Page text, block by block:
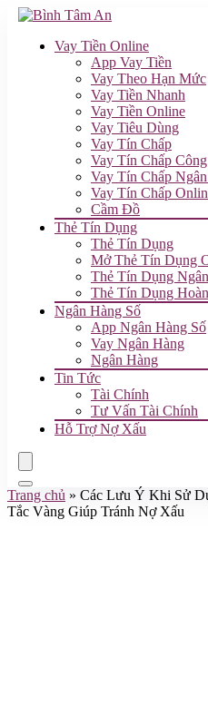
Vay Tiền Online
App Vay Tiền
Vay Theo Hạn Mức
Vay Tiền Nhanh
Vay Tiền Online
Vay Tiêu Dùng
Vay Tín Chấp
Vay Tín Chấp
Vay Tín Chấp
Vay Tín Chấp
Cầm Đồ
Thẻ Tín Dụng
Thẻ Tín Dụng
Mở Thẻ Tín Dụng
Thẻ Tín Dụng
Thẻ Tín Dụng
Ngân Hàng Số
App Ngân Hàng Số
Vay Ngân Hàng
Ngân Hàng
Tin Tức
Tài Chính
Tư Vấn Tài Chính
Hỗ Trợ Nợ Xấu
Trang chủ » Các Lưu Ý Khi Sử
Tắc Vàng Giúp Tránh Nợ Xấu